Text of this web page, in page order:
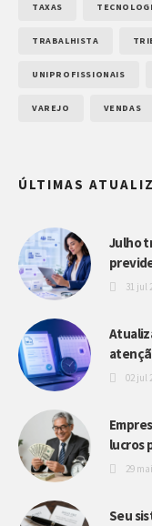
TAXAS
TRABALHISTA
UNIPROFISSIONAIS
VAREJO VENDAS
ÚLTIMAS
Julho
31 jul
02 jul
lucros
29
Seu